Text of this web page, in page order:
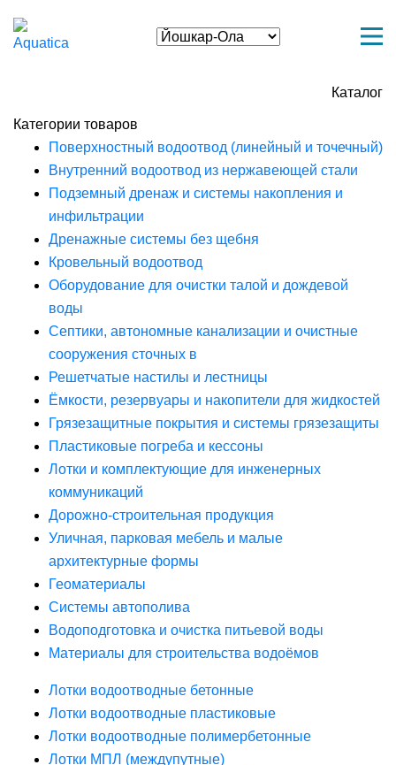
Каталог
Категории товаров
Поверхностный водоотвод (линейный и точечный)
Внутренний водоотвод из нержавеющей стали
Подземный дренаж и системы накопления и
инфильтрации
Дренажные системы без щебня
Кровельный водоотвод
Оборудование для очистки талой и дождевой
воды
Септики, автономные канализации и очистные
сооружения сточных в
Решетчатые настилы и лестницы
Ёмкости, резервуары и накопители для жидкостей
Грязезащитные покрытия и системы грязезащиты
Пластиковые погреба и кессоны
Лотки и комплектующие для инженерных
коммуникаций
Дорожно-строительная продукция
Уличная, парковая мебель и малые
архитектурные формы
Геоматериалы
Системы автополива
Водоподготовка и очистка питьевой воды
Материалы для строительства водоёмов
Лотки водоотводные бетонные
Лотки водоотводные пластиковые
Лотки водоотводные полимербетонные
Лотки МПЛ (междупутные)